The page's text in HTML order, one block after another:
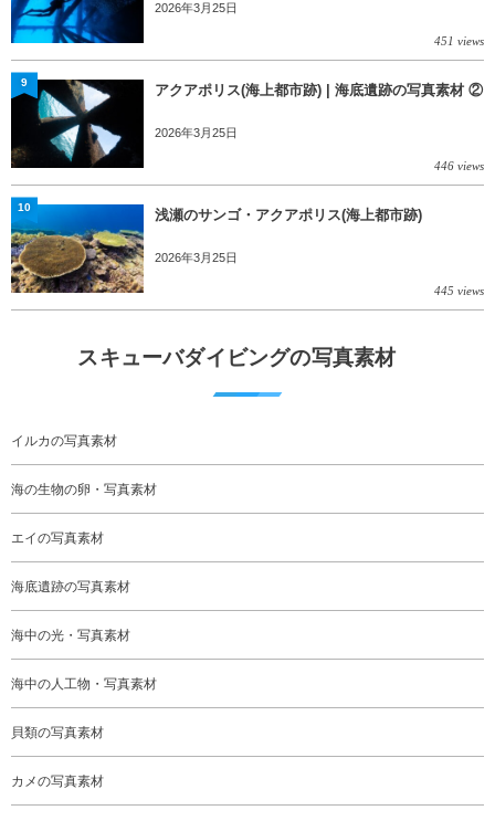
2026年3月25日
451 views
アクアポリス(海上都市跡) | 海底遺跡の写真素材 ②
2026年3月25日
446 views
9
浅瀬のサンゴ・アクアポリス(海上都市跡)
2026年3月25日
445 views
10
スキューバダイビングの写真素材
イルカの写真素材
海の生物の卵・写真素材
エイの写真素材
海底遺跡の写真素材
海中の光・写真素材
海中の人工物・写真素材
貝類の写真素材
カメの写真素材